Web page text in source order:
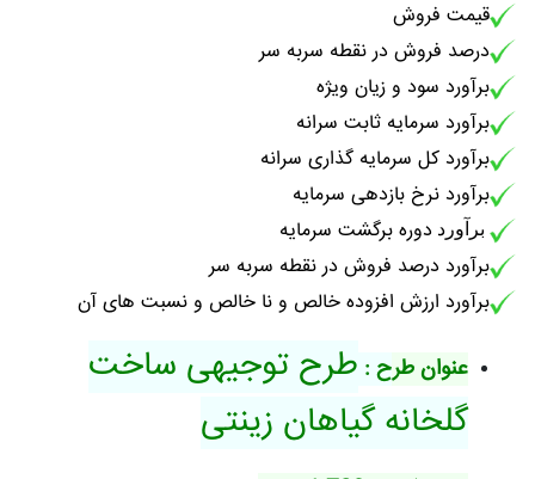
قیمت فروش
درصد فروش در نقطه سربه سر
برآورد سود و زیان ویژه
برآورد سرمایه ثابت سرانه
برآورد کل سرمایه گذاری سرانه
برآورد نرخ بازدهی سرمایه
برآورد دوره برگشت سرمایه
برآورد درصد فروش در نقطه سربه سر
برآورد ارزش افزوده خالص و نا خالص و نسبت های آن
عنوان طرح : طرح توجیهی ساخت
گلخانه گیاهان زینتی